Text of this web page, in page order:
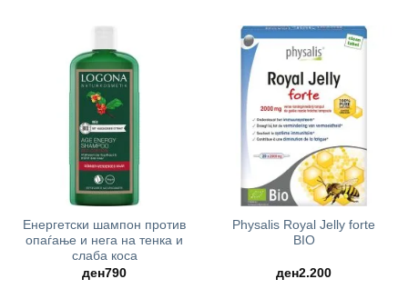
Енергетски шампон против
опаѓање и нега на тенка и
слаба коса
ден790
Physalis Royal Jelly forte
BIO
ден2.200